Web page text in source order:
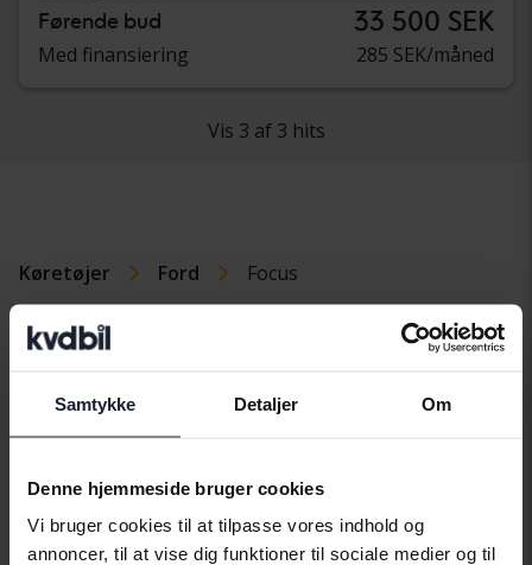
Samtykke Detaljer Om
Denne hjemmeside bruger cookies
Vi bruger cookies til at tilpasse vores indhold og
annoncer, til at vise dig funktioner til sociale medier og til
Førende bud 33 500 SEK
Med finansiering 285 SEK/måned
Vis 3 af 3 hits
Køretøjer Ford Focus
Fordmodeller
Ford Fiesta
Ford Galaxy
Ford Kuga
Ford Mustang
Ford S-Max